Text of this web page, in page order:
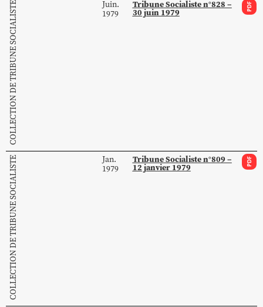
COLLECTION DE TRIBUNE SOCIALISTE
Juin.
1979
Tribune Socialiste n°828 –
30 juin 1979 PDF
COLLECTION DE TRIBUNE SOCIALISTE
Jan.
1979
Tribune Socialiste n°809 –
12 janvier 1979 PDF